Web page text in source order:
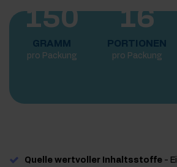
150
GRAMM
pro Packung
16
PORTIONEN
pro Packung
Quelle wertvoller Inhaltsstoffe -